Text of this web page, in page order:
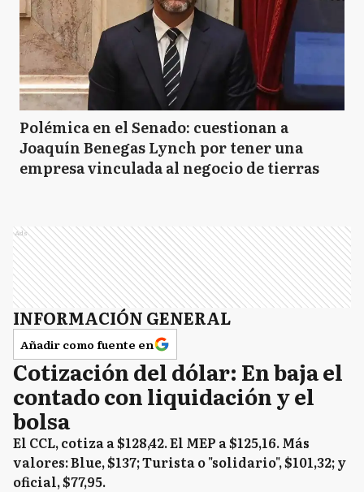
Polémica en el Senado: cuestionan a
Joaquín Benegas Lynch por tener una
empresa vinculada al negocio de tierras
Ads
INFORMACIÓN GENERAL
Añadir como fuente en
Cotización del dólar: En baja el
contado con liquidación y el
bolsa
El CCL, cotiza a $128,42. El MEP a $125,16. Más
valores: Blue, $137; Turista o "solidario", $101,32; y
oficial, $77,95.